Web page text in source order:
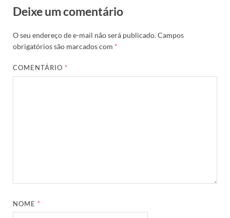
Deixe um comentário
O seu endereço de e-mail não será publicado.Campos
obrigatórios são marcados com *
COMENTÁRIO*
NOME*